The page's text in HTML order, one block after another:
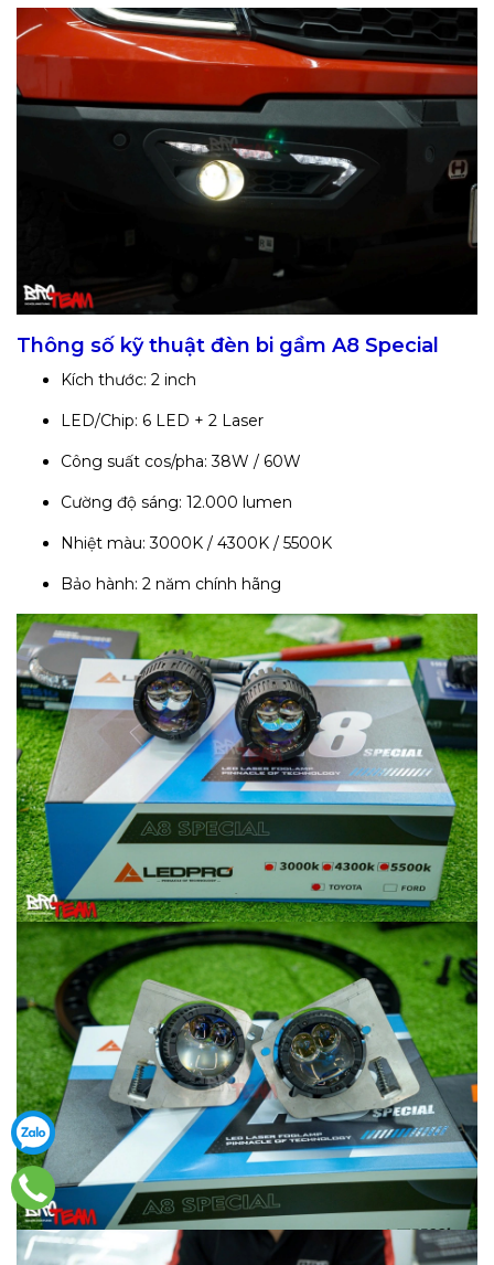
Thông số kỹ thuật đèn bi gầm A8 Special
Kích thước: 2 inch
LED/Chip: 6 LED + 2 Laser
Công suất cos/pha: 38W / 60W
Cường độ sáng: 12.000 lumen
Nhiệt màu: 3000K / 4300K / 5500K
Bảo hành: 2 năm chính hãng